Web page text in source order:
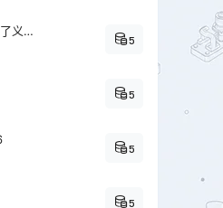
青春奉献给了义务教育
5
5
5
5